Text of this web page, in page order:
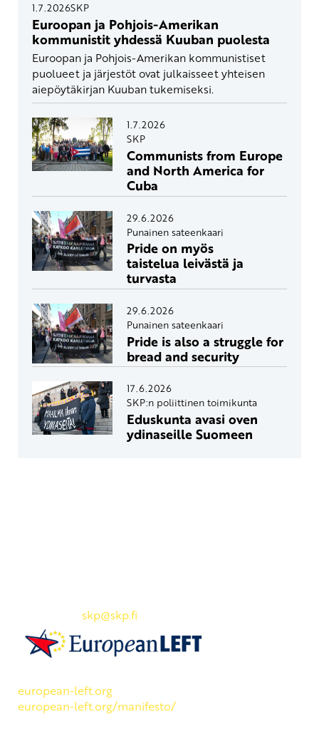
1.7.2026SKP
Euroopan ja Pohjois-Amerikan
kommunistit yhdessä Kuuban puolesta
Euroopan ja Pohjois-Amerikan kommunistiset
puolueet ja järjestöt ovat julkaisseet yhteisen
aiepöytäkirjan Kuuban tukemiseksi.
1.7.2026
SKP
Communists from Europe
and North America for
Cuba
29.6.2026
Punainen sateenkaari
Pride on myös
taistelua leivästä ja
turvasta
29.6.2026
Punainen sateenkaari
Pride is also a struggle for
bread and security
17.6.2026
SKP:n poliittinen toimikunta
Eduskunta avasi oven
ydinaseille Suomeen
skp@skp.fi
european-left.org
european-left.org/manifesto/